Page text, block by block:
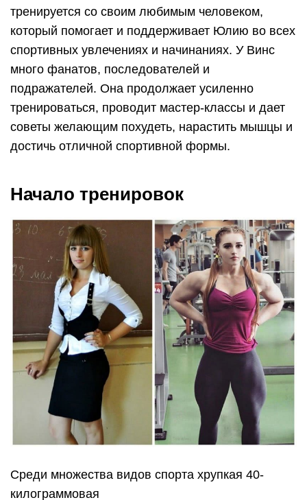
тренируется со своим любимым человеком,
который помогает и поддерживает Юлию во всех
спортивных увлечениях и начинаниях. У Винс
много фанатов, последователей и
подражателей. Она продолжает усиленно
тренироваться, проводит мастер-классы и дает
советы желающим похудеть, нарастить мышцы и
достичь отличной спортивной формы.
Начало тренировок
Среди множества видов спорта хрупкая 40-
килограммовая